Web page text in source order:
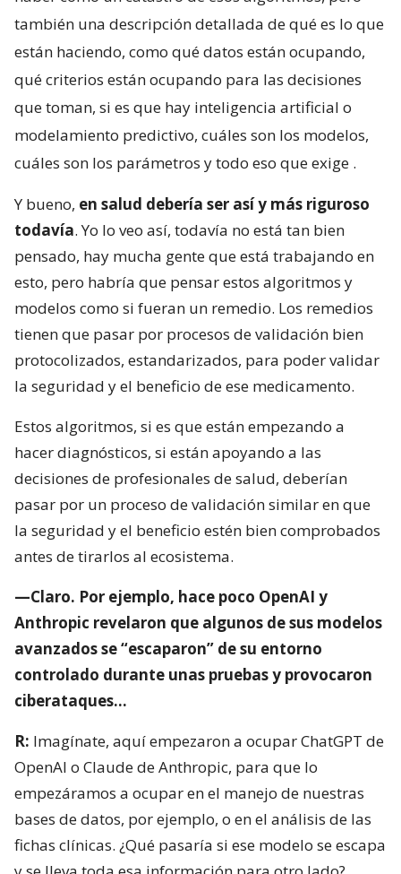
también una descripción detallada de qué es lo que
están haciendo, como qué datos están ocupando,
qué criterios están ocupando para las decisiones
que toman, si es que hay inteligencia artificial o
modelamiento predictivo, cuáles son los modelos,
cuáles son los parámetros y todo eso que exige .
Y bueno, en salud debería ser así y más riguroso
todavía. Yo lo veo así, todavía no está tan bien
pensado, hay mucha gente que está trabajando en
esto, pero habría que pensar estos algoritmos y
modelos como si fueran un remedio. Los remedios
tienen que pasar por procesos de validación bien
protocolizados, estandarizados, para poder validar
la seguridad y el beneficio de ese medicamento.
Estos algoritmos, si es que están empezando a
hacer diagnósticos, si están apoyando a las
decisiones de profesionales de salud, deberían
pasar por un proceso de validación similar en que
la seguridad y el beneficio estén bien comprobados
antes de tirarlos al ecosistema.
—Claro. Por ejemplo, hace poco OpenAI y
Anthropic revelaron que algunos de sus modelos
avanzados se “escaparon” de su entorno
controlado durante unas pruebas y provocaron
ciberataques…
R: Imagínate, aquí empezaron a ocupar ChatGPT de
OpenAI o Claude de Anthropic, para que lo
empezáramos a ocupar en el manejo de nuestras
bases de datos, por ejemplo, o en el análisis de las
fichas clínicas. ¿Qué pasaría si ese modelo se escapa